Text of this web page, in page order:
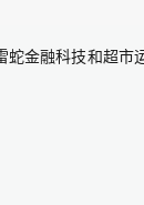
金融科技和超